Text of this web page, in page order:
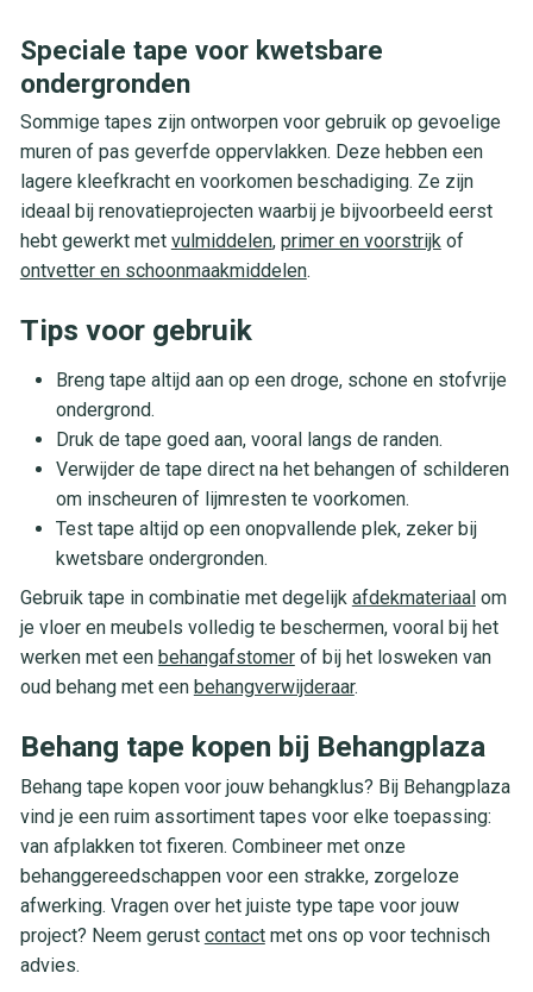
Speciale tape voor kwetsbare
ondergronden
Sommige tapes zijn ontworpen voor gebruik op gevoelige
muren of pas geverfde oppervlakken. Deze hebben een
lagere kleefkracht en voorkomen beschadiging. Ze zijn
ideaal bij renovatieprojecten waarbij je bijvoorbeeld eerst
hebt gewerkt met vulmiddelen, primer en voorstrijkof
ontvetter en schoonmaakmiddelen.
Tips voor gebruik
Breng tape altijd aan op een droge, schone en stofvrije
ondergrond.
Druk de tape goed aan, vooral langs de randen.
Verwijder de tape direct na het behangen of schilderen
om inscheuren of lijmresten te voorkomen.
Test tape altijd op een onopvallende plek, zeker bij
kwetsbare ondergronden.
Gebruik tape in combinatie met degelijk afdekmateriaalom
je vloer en meubels volledig te beschermen, vooral bij het
werken met een behangafstomerof bij het losweken van
oud behang met een behangverwijderaar.
Behang tape kopen bij Behangplaza
Behang tape kopen voor jouw behangklus? Bij Behangplaza
vind je een ruim assortiment tapes voor elke toepassing:
van afplakken tot fixeren. Combineer met onze
behanggereedschappen voor een strakke, zorgeloze
afwerking. Vragen over het juiste type tape voor jouw
project? Neem gerust contactmet ons op voor technisch
advies.